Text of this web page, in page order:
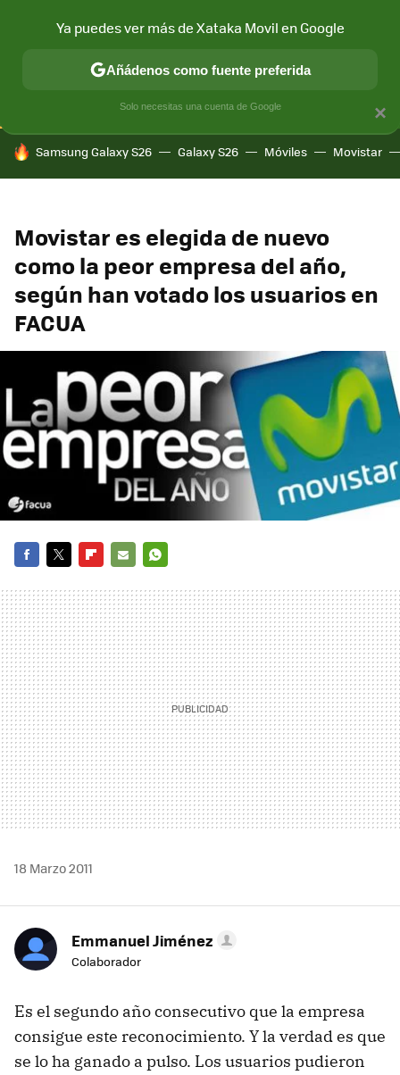
CONECTIVIDAD MÓVIL Y SOCIEDAD APLICACIONES
HOY SE HABLA DE
Samsung Galaxy S26 Galaxy S26 Móviles Movistar
Movistar es elegida de nuevo
como la peor empresa del año,
según han votado los usuarios en
FACUA
MAIL
18 Marzo 2011
Emmanuel Jiménez
Colaborador
Es el segundo año consecutivo que la empresa
consigue este reconocimiento. Y la verdad es que
se lo ha ganado a pulso. Los usuarios pudieron
×
Ya puedes ver más de Xataka Movil en Google
Añádenos como fuente preferida
Solo necesitas una cuenta de Google